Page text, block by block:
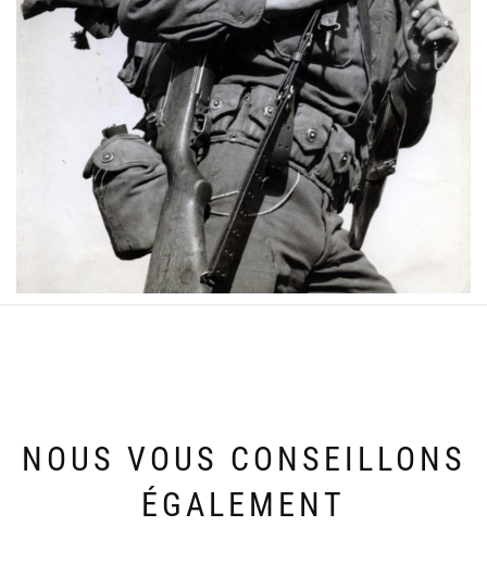
NOUS VOUS CONSEILLONS
ÉGALEMENT